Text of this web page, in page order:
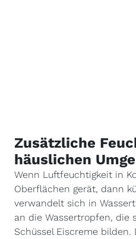
Zusätzliche
häuslichen
Wenn Luftfeuchtigkeit in
Oberflächen gerät, dann
verwandelt sich in
an die Wassertropfen, die
Schüssel Eiscreme bilden.